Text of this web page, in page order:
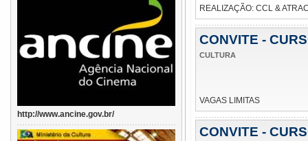
http://www.ancine.gov.br/
REALIZAÇÃO: CCL &
CONVITE -
CULTURA
VAGAS LIMITAS
CONVITE -